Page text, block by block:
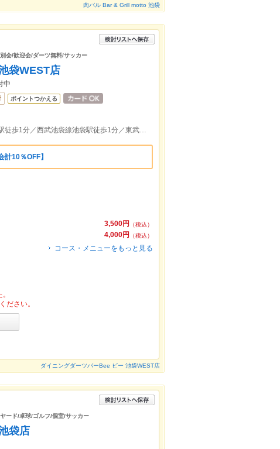
肉バル Bar & Grill motto 池袋
会/歓迎会/ダーツ無料/サッカー
袋WEST店
中
ポイントつかえる
JR池袋駅西口徒歩1分／地下鉄池袋駅徒歩1分／西武池袋線池袋駅徒歩1分／東武東上線池袋駅徒歩1分
計10％OFF】
3,500円
（税込）
4,000円
（税込）
コース・メニューをもっと見る
ださい。
ダイニングダーツバーBee ビー 池袋WEST店
ード/卓球/ゴルフ/個室/サッカー
袋店